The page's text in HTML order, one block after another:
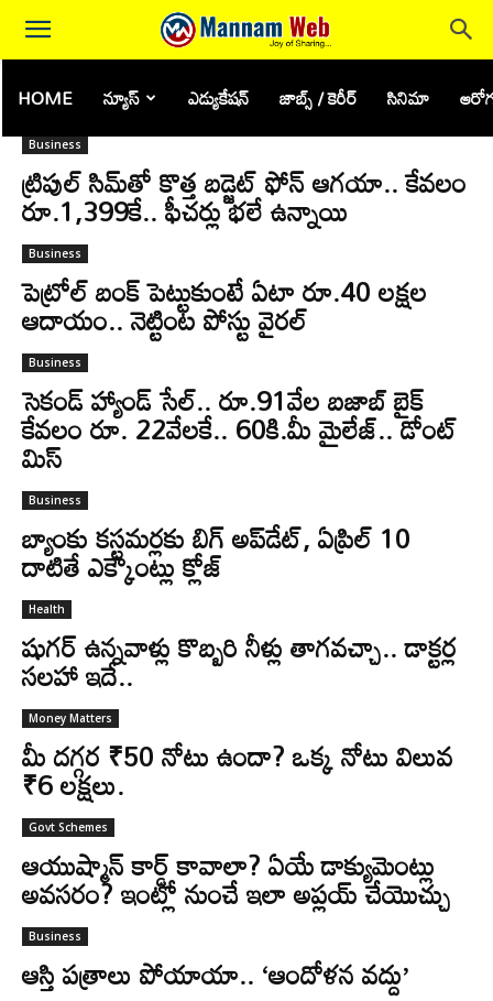
HOME న్యూస్ ఎడ్యుకేషన్ జాబ్స్ / కెరీర్ సినిమా
Tag: Business
Business
ట్రిపుల్ సిమ్‌తో కొత్త బడ్జెట్ ఫోన్ ఆగయా.. కేవలం
రూ.1,399కే.. ఫీచర్లు భలే ఉన్నాయి
Business
పెట్రోల్ బంక్ పెట్టుకుంటే ఏటా రూ.40 లక్షల
ఆదాయం.. నెట్టింట పోస్టు వైరల్
Business
సెకండ్ హ్యాండ్ సేల్.. రూ.91వేల బజాబ్ బైక్
కేవలం రూ. 22వేలకే.. 60కి.మీ మైలేజ్.. డోంట్
మిస్
Business
బ్యాంకు కస్టమర్లకు బిగ్ అప్‌డేట్, ఏప్రిల్ 10
దాటితే ఎక్కౌంట్లు క్లోజ్
Health
షుగర్ ఉన్నవాళ్లు కొబ్బరి నీళ్లు తాగవచ్చా.. డాక్టర్ల
సలహా ఇదే..
Money Matters
మీ దగ్గర ₹50 నోటు ఉందా? ఒక్క నోటు విలువ
₹6 లక్షలు.
Govt Schemes
ఆయుష్మాన్ కార్డ్ కావాలా? ఏయే డాక్యుమెంట్లు
అవసరం? ఇంట్లో నుంచే ఇలా అప్లయ్ చేయొచ్చు
Business
ఆస్తి పత్రాలు పోయాయా.. ‘ఆందోళన వద్దు’